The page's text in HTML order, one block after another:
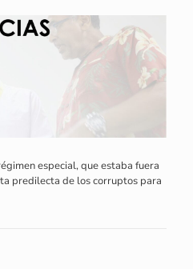
especial, que estaba fuera
predilecta de los corruptos para